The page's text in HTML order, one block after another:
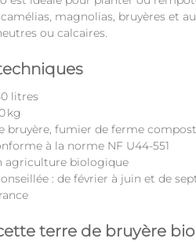
magnolias, bruyères et
ou calcaires.
litres
kg
bruyère, fumier de ferme
à la norme NF U44-551
agriculture biologique
: de février à juin et de
terre de bruyère bio